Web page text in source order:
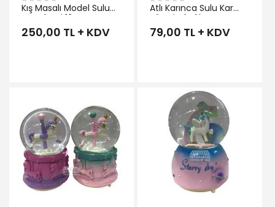
Kış Masalı Model Sulu
Kar Küresi 12 cm
250,00 TL + KDV
Atlı Karınca Sulu Kar
Küresi Küçük Boy
79,00 TL + KDV